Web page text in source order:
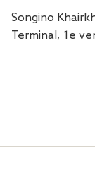
Songino
Terminal, 1e